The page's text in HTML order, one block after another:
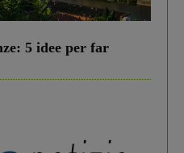
5 idee per far